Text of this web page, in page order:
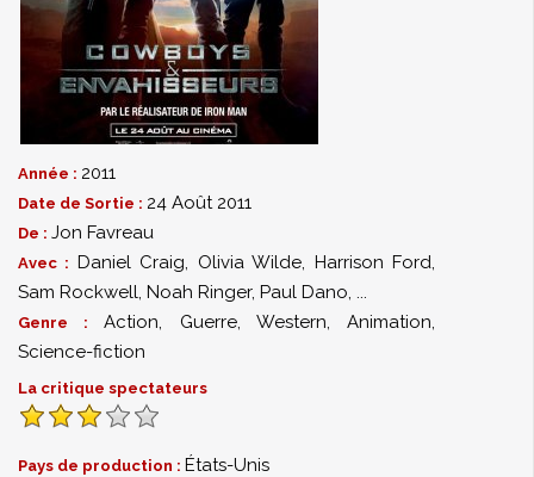
Année : 2011
Date de Sortie : 24 Août 2011
De : Jon Favreau
Avec : Daniel Craig, Olivia Wilde, Harrison Ford,
Sam Rockwell, Noah Ringer, Paul Dano, ...
Genre :Action, Guerre, Western,Animation,
Science-fiction
La critique spectateurs
Pays de production : États-Unis